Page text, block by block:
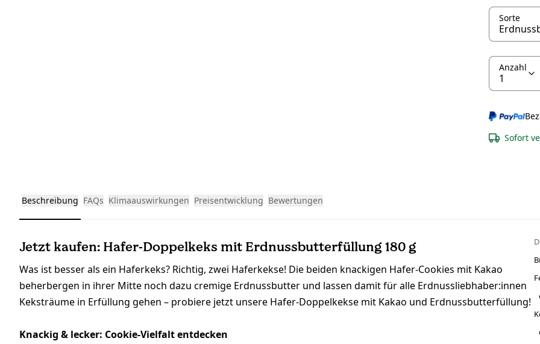
Sorte
Anzahl
Sofort
Beschreibung FAQs Klimaauswirkungen Preisentwicklung Bewertungen
Jetzt kaufen: Hafer-Doppelkeks mit Erdnussbutterfüllung 180 g
Was ist besser als ein Haferkeks? Richtig, zwei Haferkekse! Die beiden knackigen Hafer-Cookies mit Kakao
beherbergen in ihrer Mitte noch dazu cremige Erdnussbutter und lassen damit für alle Erdnussliebhaber:innen
Keksträume in Erfüllung gehen – probiere jetzt unsere Hafer-Doppelkekse mit Kakao und Erdnussbutterfüllung!
Knackig & lecker: Cookie-Vielfalt entdecken